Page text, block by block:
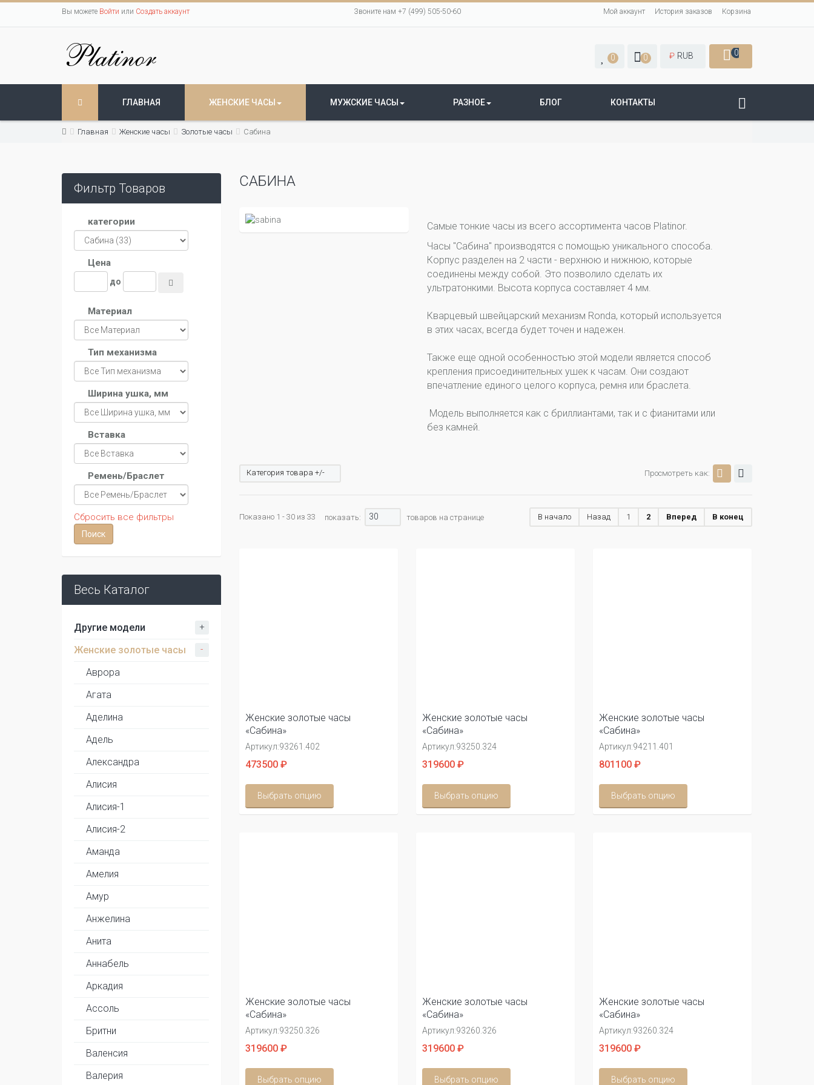
Вы можете Войти или Создать аккаунт Звоните нам +7 (499) 505-50-60 Мой аккаунт История заказов Корзина
0 0 ₽ RUB 0
ГЛАВНАЯ ЖЕНСКИЕ ЧАСЫ МУЖСКИЕ ЧАСЫ РАЗНОЕ БЛОГ КОНТАКТЫ
Главная Женские часы Золотые часы Сабина
Фильтр Товаров
категории
Цена
до
Материал
Тип механизма
Ширина ушка, мм
Вставка
Ремень/Браслет
Сбросить все фильтры
Весь Каталог
Другие модели +
Женские золотые часы -
Аврора
Агата
Аделина
Адель
Александра
Алисия
Алисия-1
Алисия-2
Аманда
Амелия
Амур
Анжелина
Анита
Аннабель
Аркадия
Ассоль
Бритни
Валенсия
Валерия
САБИНА
Самые тонкие часы из всего ассортимента часов Platinor.
Часы "Сабина" производятся с помощью уникального способа.
Корпус разделен на 2 части - верхнюю и нижнюю, которые
соединены между собой. Это позволило сделать их
ультратонкими. Высота корпуса составляет 4 мм.
Кварцевый швейцарский механизм Ronda, который используется
в этих часах, всегда будет точен и надежен.
Также еще одной особенностью этой модели является способ
крепления присоединительных ушек к часам. Они создают
впечатление единого целого корпуса, ремня или браслета.
Модель выполняется как с бриллиантами, так и с фианитами или
без камней.
Просмотреть как:
Категория товара +/-
Показано 1 - 30 из 33 показать: 30 товаров на странице В начало Назад 1 2 Вперед В конец
Женские золотые часы
«Сабина»
Артикул:93261.402
473500 ₽
Выбрать опцию
Женские золотые часы
«Сабина»
Артикул:93250.324
319600 ₽
Выбрать опцию
Женские золотые часы
«Сабина»
Артикул:94211.401
801100 ₽
Выбрать опцию
Женские золотые часы
«Сабина»
Артикул:93250.326
319600 ₽
Выбрать опцию
Женские золотые часы
«Сабина»
Артикул:93260.326
319600 ₽
Выбрать опцию
Женские золотые часы
«Сабина»
Артикул:93260.324
319600 ₽
Выбрать опцию